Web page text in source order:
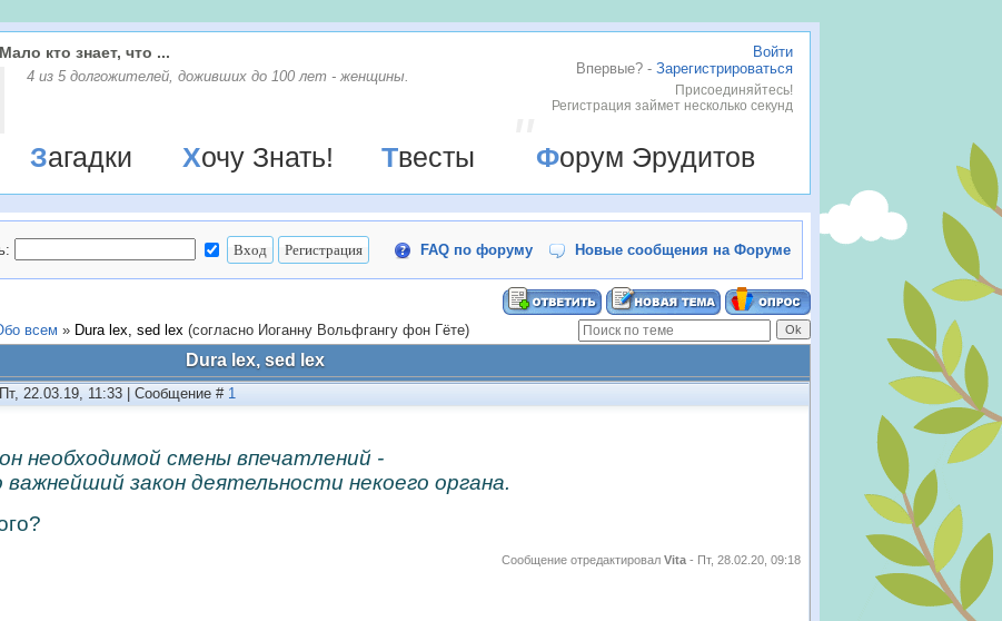
Войти
Впервые? - Зарегистрироваться
Присоединяйтесь!
Регистрация займет несколько секунд
Мало кто знает, что ...
4 из 5 долгожителей, доживших до 100 лет - женщины.
Загадки Хочу Знать! Твесты Форум Эрудитов
FAQ по форуму Новые сообщения на Форуме
всем » Dura lex, sed lex (согласно Иоганну Вольфгангу фон Гёте)
Dura lex, sed lex
22.03.19, 11:33 | Сообщение # 1
необходимой смены впечатлений -
важнейший закон деятельности некоего органа.
Сообщение отредактировал Vita - Пт, 28.02.20, 09:18